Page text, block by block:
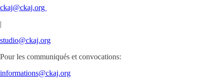
ckaj@ckaj.org
|
studio@ckaj.org
Pour les communiqués et convocations:
informations@ckaj.org